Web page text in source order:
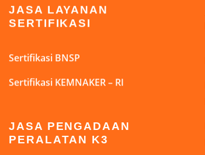
JASA LAYANAN
SERTIFIKASI
Sertifikasi BNSP
Sertifikasi KEMNAKER – RI
JASA PENGADAAN
PERALATAN K3